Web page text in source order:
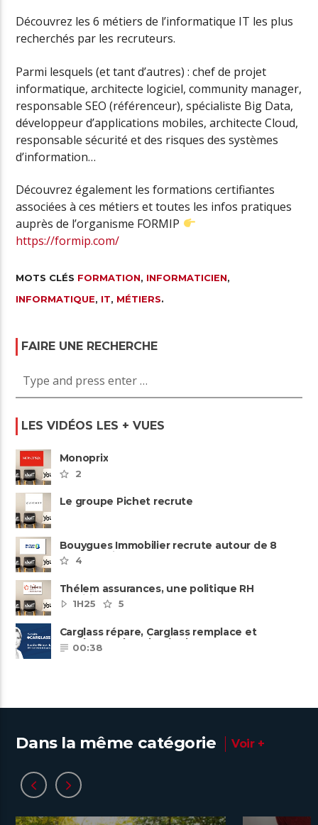
Découvrez les 6 métiers de l’informatique IT les plus
recherchés par les recruteurs.
Parmi lesquels (et tant d’autres) : chef de projet
informatique, architecte logiciel, community manager,
responsable SEO (référenceur), spécialiste Big Data,
développeur d’applications mobiles, architecte Cloud,
responsable sécurité et des risques des systèmes
d’information…
Découvrez également les formations certifiantes
associées à ces métiers et toutes les infos pratiques
auprès de l’organisme FORMIP
https://formip.com/
MOTS CLÉS FORMATION, INFORMATICIEN,
INFORMATIQUE, IT, MÉTIERS.
FAIRE UNE RECHERCHE
LES VIDÉOS LES + VUES
Monoprix
2
Le groupe Pichet recrute
Bouygues Immobilier recrute autour de 8
pôles métiers
4
Thélem assurances, une politique RH
ambitieuse
1H25 5
Carglass répare, Carglass remplace et
Carglass embauche également.
00:38
Dans la même catégorie Voir +